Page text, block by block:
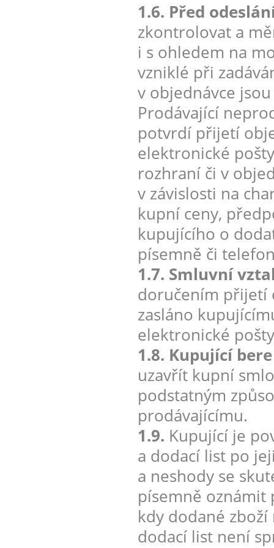
1.6. Před
zkontrolovat a
i s ohledem na
vzniklé při
v objednávce
Prodávající
potvrdí přijetí
elektronické
rozhraní či v
v závislosti na
kupní ceny,
kupujícího o
písemně či
1.7. Smluvní
doručením přijetí
zasláno
elektronické
1.8. Kupující
uzavřít kupní
podstatným
prodávajícímu.
1.9. Kupující je
a dodací list po
a neshody se
písemně oznámit
kdy dodané
dodací list není